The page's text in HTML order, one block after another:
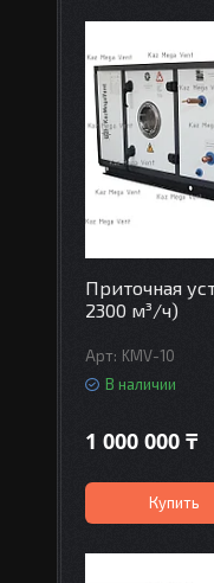
Приточная
2300 м³/ч)
KMV-10
В наличии
1 000 000 ₸
Купить